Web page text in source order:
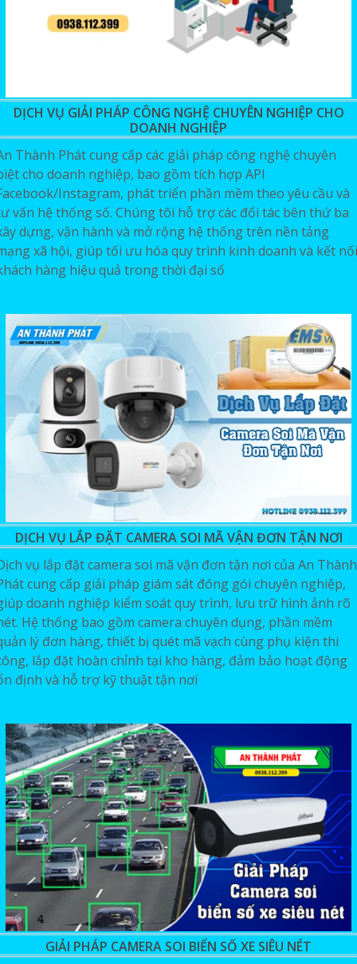
DỊCH VỤ GIẢI PHÁP CÔNG NGHỆ CHUYÊN NGHIỆP CHO
DOANH NGHIỆP
Thành Phát cung cấp các giải pháp công nghệ chuyên
cho doanh nghiệp, bao gồm tích hợp API
Instagram, phát triển phần mềm theo yêu cầu và
vấn hệ thống số. Chúng tôi hỗ trợ các đối tác bên thứ ba
dựng, vận hành và mở rộng hệ thống trên nền tảng
xã hội, giúp tối ưu hóa quy trình kinh doanh và kết nối
hàng hiệu quả trong thời đại số
DỊCH VỤ LẮP ĐẶT CAMERA SOI MÃ VẬN ĐƠN TẬN NƠI
vụ lắp đặt camera soi mã vận đơn tận nơi của An Thành
cung cấp giải pháp giám sát đóng gói chuyên nghiệp,
doanh nghiệp kiểm soát quy trình, lưu trữ hình ảnh rõ
Hệ thống bao gồm camera chuyên dụng, phần mềm
lý đơn hàng, thiết bị quét mã vạch cùng phụ kiện thi
lắp đặt hoàn chỉnh tại kho hàng, đảm bảo hoạt động
định và hỗ trợ kỹ thuật tận nơi
GIẢI PHÁP CAMERA SOI BIỂN SỐ XE SIÊU NÉT